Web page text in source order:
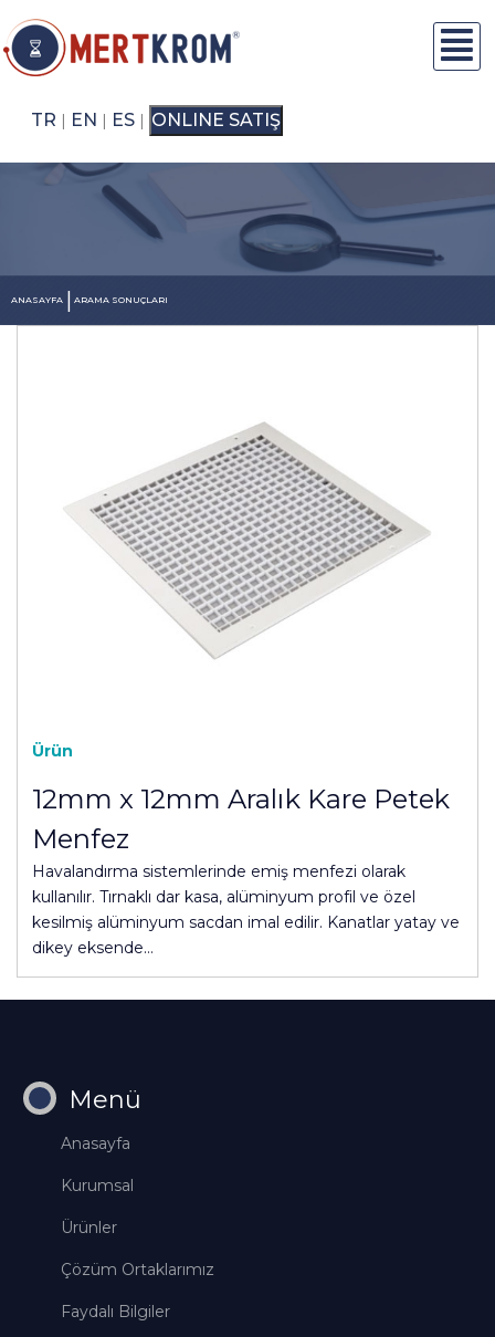
TR | EN | ES | ONLINE SATIŞ
ANASAYFA | ARAMA SONUÇLARI
Ürün
12mm x 12mm Aralık Kare Petek
Menfez
Havalandırma sistemlerinde emiş menfezi olarak
kullanılır. Tırnaklı dar kasa, alüminyum profil ve özel
kesilmiş alüminyum sacdan imal edilir. Kanatlar yatay ve
dikey eksende…
Menü
Anasayfa
Kurumsal
Ürünler
Çözüm Ortaklarımız
Faydalı Bilgiler